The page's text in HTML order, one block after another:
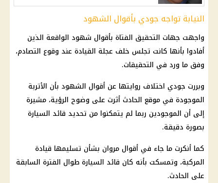
النيابة تواجه جودي بأقوال الشهود
واجهت جهات التحقيق الفتاة بأقوال شهود الواقعة الذين
أفادوا بأنها كانت تجلس خلف عجلة القيادة عند وقوع التصادم،
وفق ما ورد في التحقيقات.
وبررت جودي اختلاف روايتها عن أقوال الشهود بأن الأتربة
الموجودة في موقع الحادث أثرت على وضوح الرؤية، مشيرة
إلى أن الموجودين ربما لم يتمكنوا من تحديد قائد السيارة
بصورة دقيقة.
كما أنكرت ما جاء في أقوال مروان بشأن تسليمها قيادة
المركبة، وتمسكت بأنه كان قائد السيارة طوال الفترة السابقة
على الحادث.